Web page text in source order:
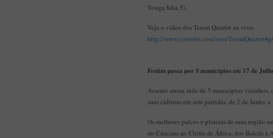
Vouga 8dia 5).
Veja o vídeo dos Terem Quartet ao vivo:
http://www.youtube.com/user/
Festim passa por 5 municípios até 17 de
Assente numa rede de 5 municípios vizinhos,
suas culturas em sete partidas, de 2 de Junho
Os melhores palcos e plateias de uma região
do Cáucaso ao Chifre de África, dos Balcãs à